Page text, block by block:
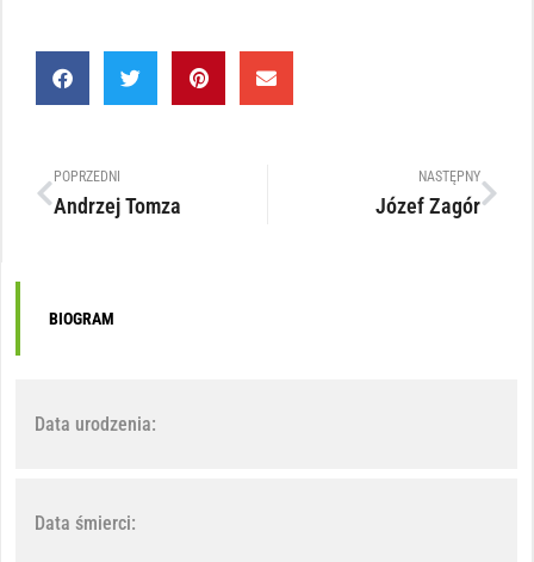
POPRZEDNI
Andrzej Tomza
NASTĘPNY
Józef Zagór
BIOGRAM
Data urodzenia:
Data śmierci: